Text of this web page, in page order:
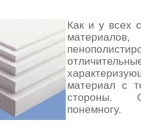
Как и у всех
материал с
стороны.
понемногу.